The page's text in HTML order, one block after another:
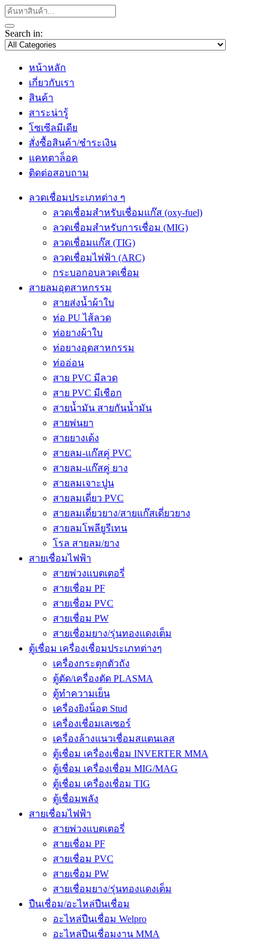
Search in:
หน้าหลัก
เกี่ยวกับเรา
สินค้า
สาระน่ารู้
โซเซีลมีเดีย
สั่งซื้อสินค้า/ชำระเงิน
แคทตาล็อค
ติดต่อสอบถาม
ลวดเชื่อมประเภทต่าง ๆ
ลวดเชื่อมสำหรับเชื่อมแก๊ส (oxy-fuel)
ลวดเชื่อมสำหรับการเชื่อม (MIG)
ลวดเชื่อมแก๊ส (TIG)
ลวดเชื่อมไฟฟ้า (ARC)
กระบอกอบลวดเชื่อม
สายลมอุตสาหกรรม
สายส่งน้ำผ้าใบ
ท่อ PU ไส้ลวด
ท่อยางผ้าใบ
ท่อยางอุตสาหกรรม
ท่ออ่อน
สาย PVC มีลวด
สาย PVC มีเชือก
สายน้ำมัน สายกันน้ำมัน
สายพ่นยา
สายยางเด้ง
สายลม-แก๊สคู่ PVC
สายลม-แก๊สคู่ ยาง
สายลมเจาะปูน
สายลมเดี่ยว PVC
สายลมเดี่ยวยาง/สายแก๊สเดี่ยวยาง
สายลมโพลียูรีเทน
โรล สายลม/ยาง
สายเชื่อมไฟฟ้า
สายพ่วงแบตเตอรี่
สายเชื่อม PF
สายเชื่อม PVC
สายเชื่อม PW
สายเชื่อมยาง/รุ่นทองแดงเต็ม
ตู้เชื่อม เครื่องเชื่อมประเภทต่างๆ
เครื่องกระตุกตัวถัง
ตู้ตัด/เครื่องตัด PLASMA
ตู้ทำความเย็น
เครื่องยิงน็อต Stud
เครื่องเชื่อมเลเซอร์
เครื่องล้างแนวเชื่อมสแตนเลส
ตู้เชื่อม เครื่องเชื่อม INVERTER MMA
ตู้เชื่อม เครื่องเชื่อม MIG/MAG
ตู้เชื่อม เครื่องเชื่อม TIG
ตู้เชื่อมพลัง
สายเชื่อมไฟฟ้า
สายพ่วงแบตเตอรี่
สายเชื่อม PF
สายเชื่อม PVC
สายเชื่อม PW
สายเชื่อมยาง/รุ่นทองแดงเต็ม
ปืนเชื่อม/อะไหล่ปืนเชื่อม
อะไหล่ปืนเชื่อม Welpro
อะไหล่ปืนเชื่อมงาน MMA